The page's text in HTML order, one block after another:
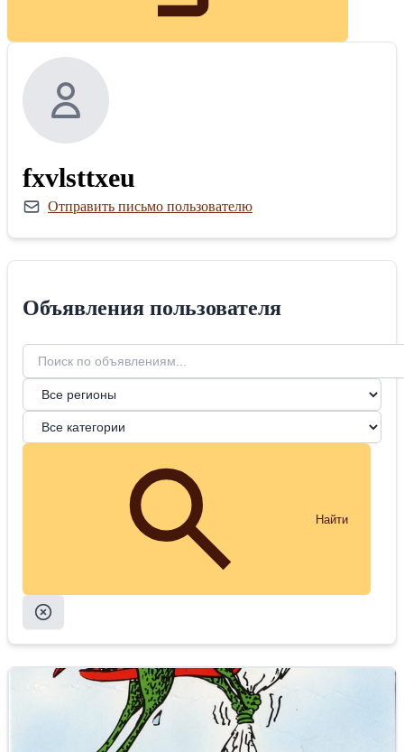
fxvlsttxeu
Отправить письмо пользователю
Объявления пользователя
Найти